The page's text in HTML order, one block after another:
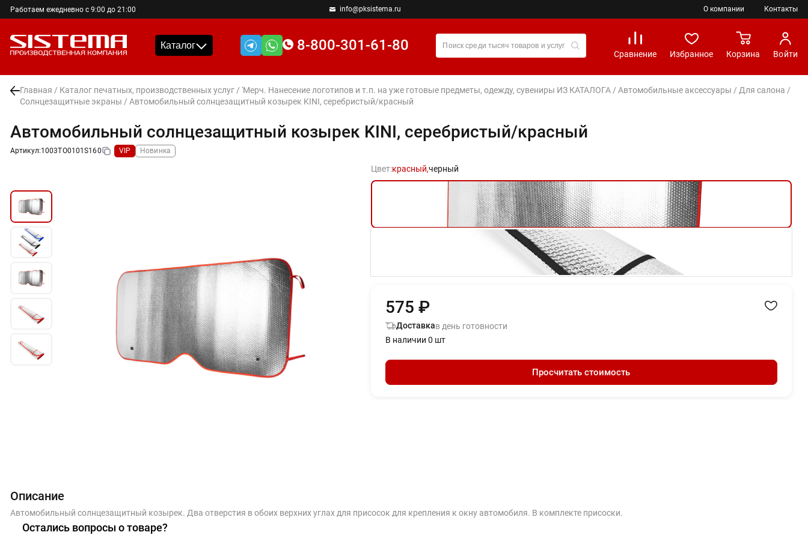
Работаем ежедневно с 9:00 до 21:00 info@pksistema.ru О компании Контакты
Каталог 8-800-301-61-80
Сравнение Избранное Корзина Войти
Главная / Каталог печатных, производственных услуг / 'Мерч. Нанесение логотипов и т.п. на уже готовые предметы, одежду, сувениры ИЗ КАТАЛОГА / Автомобильные аксессуары / Для салона /
Солнцезащитные экраны / Автомобильный солнцезащитный козырек KINI, серебристый/красный
Автомобильный солнцезащитный козырек KINI, серебристый/красный
Артикул:1003TO0101S160 VIP Новинка
Цвет:красный,черный
575 ₽
Доставкав день готовности
В наличии 0 шт
Просчитать стоимость
Описание
Автомобильный солнцезащитный козырек. Два отверстия в обоих верхних углах для присосок для крепления к окну автомобиля. В комплекте присоски.
Остались вопросы о товаре?